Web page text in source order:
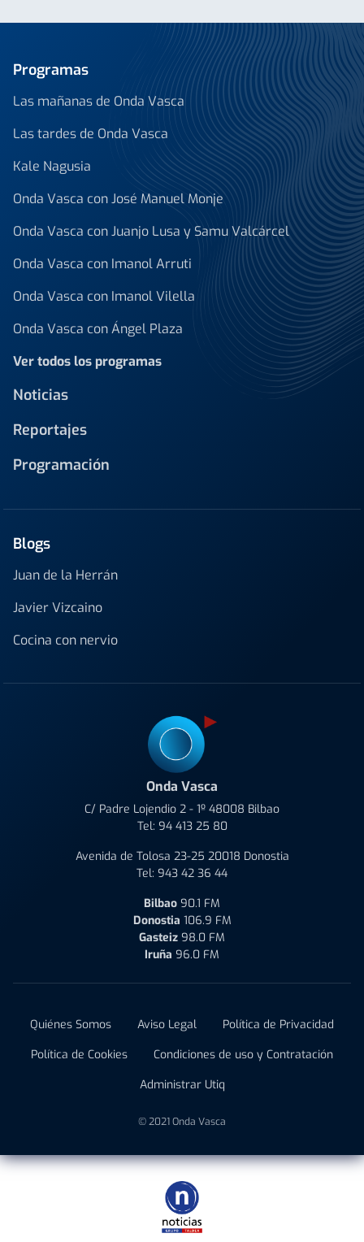
Programas
Las mañanas de Onda Vasca
Las tardes de Onda Vasca
Kale Nagusia
Onda Vasca con José Manuel Monje
Onda Vasca con Juanjo Lusa y Samu Valcárcel
Onda Vasca con Imanol Arruti
Onda Vasca con Imanol Vilella
Onda Vasca con Ángel Plaza
Ver todos los programas
Noticias
Reportajes
Programación
Blogs
Juan de la Herrán
Javier Vizcaino
Cocina con nervio
Onda Vasca
C/ Padre Lojendio 2 - 1º 48008 Bilbao
Tel: 94 413 25 80
Avenida de Tolosa 23-25 20018 Donostia
Tel: 943 42 36 44
Bilbao 90.1 FM
Donostia 106.9 FM
Gasteiz 98.0 FM
Iruña 96.0 FM
Quiénes Somos Aviso Legal
Política de Privacidad
Política de Cookies
Condiciones de uso y Contratación
Administrar Utiq
© 2021 Onda Vasca